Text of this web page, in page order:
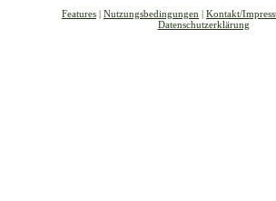
Features | Nutzungsbedingungen | Kontakt/
Datenschutzerklärung